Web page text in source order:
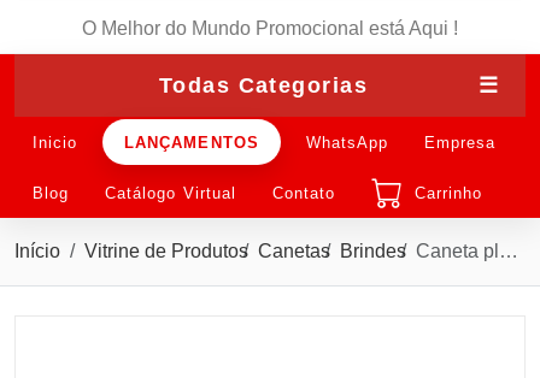
O Melhor do Mundo Promocional está Aqui !
Todas Categorias ☰
Inicio LANÇAMENTOS WhatsApp Empresa
Blog Catálogo Virtual Contato Carrinho
Início Vitrine de Produtos Canetas Brindes Caneta plástica com carga esferográfica azul e acionamento por clique no clipe X13440